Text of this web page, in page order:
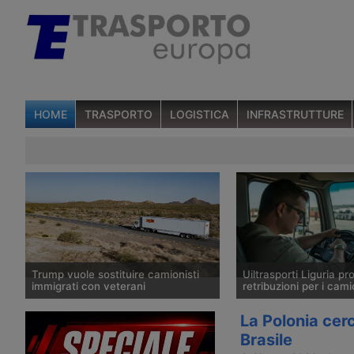
HOME TRASPORTO LOGISTICA INFRASTRUTTURE
Trump vuole sostituire camionisti
immigrati con veterani
Piano dell’amministrazione
statunitense per sostituire gli autisti
di veicoli industriali immigrati con
Uiltrasporti Liguria
retribuzioni per i
Uiltrasporti Liguria
di conducenti non
elevato delle patenti, ma
La Polonia
Brasile